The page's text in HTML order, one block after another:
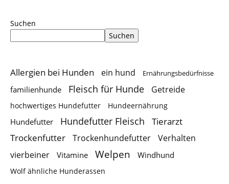
Suchen
Suchen
Allergien bei Hunden ein hund Ernährungsbedürfnisse
familienhunde Fleisch für Hunde Getreide
hochwertiges Hundefutter Hundeernährung
Hundefutter Hundefutter Fleisch
Tierarzt
Trockenfutter
Trockenhundefutter
Verhalten
vierbeiner
Vitamine Welpen Windhund
Wolf ähnliche Hunderassen